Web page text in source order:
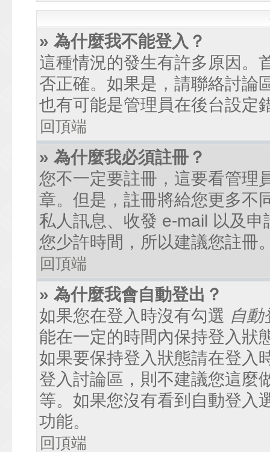
» 為什麼我不能登入？
這種情況的發生有許多原因。
否正確。如果是，請聯絡討論
也有可能是管理員在後台設定
回頂端
» 為什麼我必須註冊？
您不一定要註冊，這要看管理
章。但是，註冊將給您更多不
私人訊息、收發 e-mail 以及
您少許時間，所以建議您註冊
回頂端
» 為什麼我會自動登出？
如果您在登入時沒有勾選 自動
能在一定的時間內保持登入狀
如果要保持登入狀態請在登入
登入討論區，則不建議您這麼
等。如果您沒有看到自動登入
功能。
回頂端